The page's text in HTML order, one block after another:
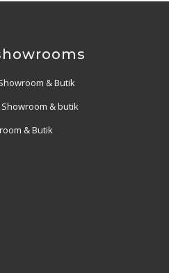
& Butik
Showroom & butik
& Butik